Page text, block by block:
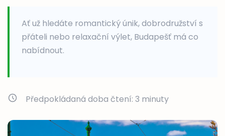
Ať už hledáte romantický únik, dobrodružství s
přáteli nebo relaxační výlet, Budapešť má co
nabídnout.
Předpokládaná doba čtení: 3 minuty